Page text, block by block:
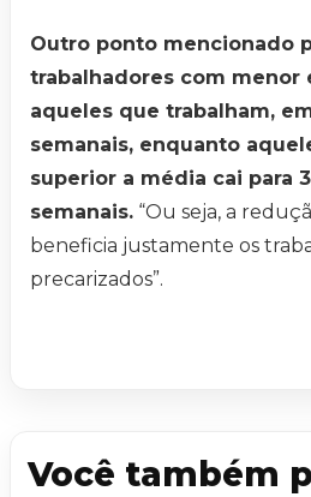
Outro ponto mencionado
trabalhadores com menor
aqueles que trabalham,
semanais, enquanto
superior a média cai para
semanais. “Ou seja, a
beneficia justamente os
precarizados”.
Você também